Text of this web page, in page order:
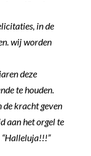
in de
wij worden
deze
te houden.
de kracht geven
aan het orgel te
“Halleluja!!!”